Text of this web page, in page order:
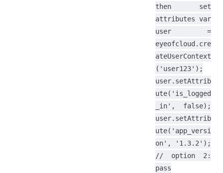
then set
attributes var
user =
eyeofcloud.cre
ateUserContext
('user123');
user.setAttrib
ute('is_logged
_in', false);
user.setAttrib
ute('app_versi
on', '1.3.2');
// option 2:
pass